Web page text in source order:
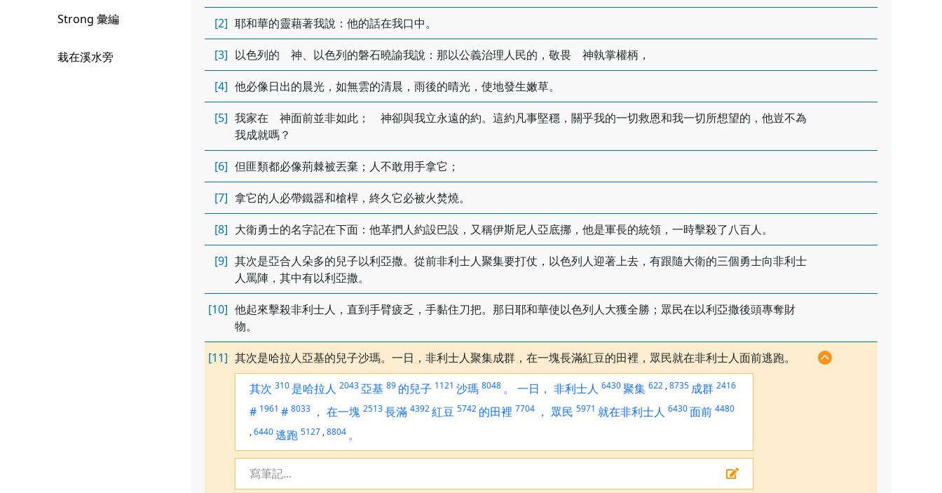
Strong 彙編
栽在溪水旁
[2] 耶和華的靈藉著我說：他的話在我口中。
[3] 以色列的 神、以色列的磐石曉諭我說：那以公義治理人民的，敬畏 神執掌權柄，
[4] 他必像日出的晨光，如無雲的清晨，雨後的晴光，使地發生嫩草。
[5] 我家在 神面前並非如此； 神卻與我立永遠的約。這約凡事堅穩，關乎我的一切救恩和我一切所想望的，他豈不為
我成就嗎？
[6] 但匪類都必像荊棘被丟棄；人不敢用手拿它；
[7] 拿它的人必帶鐵器和槍桿，終久它必被火焚燒。
[8] 大衛勇士的名字記在下面：他革捫人約設巴設，又稱伊斯尼人亞底挪，他是軍長的統領，一時擊殺了八百人。
[9] 其次是亞合人朵多的兒子以利亞撒。從前非利士人聚集要打仗，以色列人迎著上去，有跟隨大衛的三個勇士向非利士
人罵陣，其中有以利亞撒。
[10] 他起來擊殺非利士人，直到手臂疲乏，手黏住刀把。那日耶和華使以色列人大獲全勝；眾民在以利亞撒後頭專奪財
物。
[11] 其次是哈拉人亞基的兒子沙瑪。一日，非利士人聚集成群，在一塊長滿紅豆的田裡，眾民就在非利士人面前逃跑。
其次 310 是哈拉人 2043亞基 89 的兒子 1121 沙瑪 8048 。 一日， 非利士人 6430聚集 622 ,8735 成群 2416
# 1961 # 8033 ， 在一塊 2513長滿 4392紅豆 5742 的田裡 7704 ， 眾民 5971 就在非利士人 6430面前 4480
,6440逃跑 5127 ,8804 。
寫筆記...